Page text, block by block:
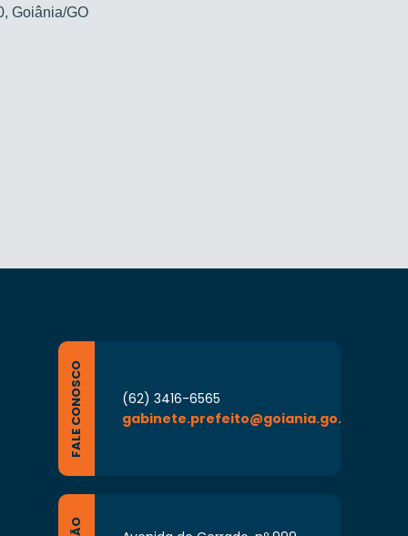
Goiânia/GO
FALE CONOSCO
(62) 3416-6565
gabinete.prefeito@goiania.go.gov.br